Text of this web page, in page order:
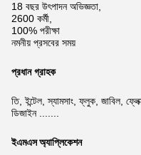
18 বছর উৎপাদন অভিজ্ঞতা,
2600 কর্মী,
100% পরীক্ষা
নমনীয় প্রসবের সময়
প্রধান গ্রাহক
তি, ইন্টেল, স্যামসাং, ফ্লুক, জাবিল,
ডিজাইন .......
ইএমএস অ্যাপ্লিকেশন